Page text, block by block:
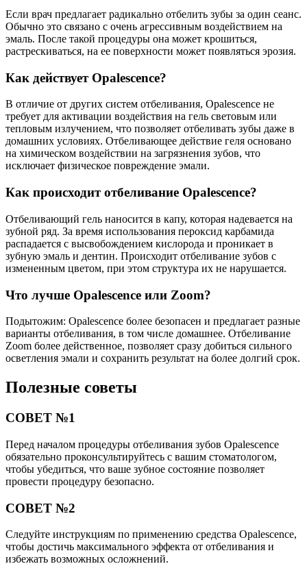
Если врач предлагает радикально отбелить зубы за один сеанс.
Обычно это связано с очень агрессивным воздействием на
эмаль. После такой процедуры она может крошиться,
растрескиваться, на ее поверхности может появляться эрозия.
Как действует Opalescence?
В отличие от других систем отбеливания, Opalescence не
требует для активации воздействия на гель световым или
тепловым излучением, что позволяет отбеливать зубы даже в
домашних условиях. Отбеливающее действие геля основано
на химическом воздействии на загрязнения зубов, что
исключает физическое повреждение эмали.
Как происходит отбеливание Opalescence?
Отбеливающий гель наносится в капу, которая надевается на
зубной ряд. За время использования пероксид карбамида
распадается с высвобождением кислорода и проникает в
зубную эмаль и дентин. Происходит отбеливание зубов с
измененным цветом, при этом структура их не нарушается.
Что лучше Opalescence или Zoom?
Подытожим: Opalescence более безопасен и предлагает разные
варианты отбеливания, в том числе домашнее. Отбеливание
Zoom более действенное, позволяет сразу добиться сильного
осветления эмали и сохранить результат на более долгий срок.
Полезные советы
СОВЕТ №1
Перед началом процедуры отбеливания зубов Opalescence
обязательно проконсультируйтесь с вашим стоматологом,
чтобы убедиться, что ваше зубное состояние позволяет
провести процедуру безопасно.
СОВЕТ №2
Следуйте инструкциям по применению средства Opalescence,
чтобы достичь максимального эффекта от отбеливания и
избежать возможных осложнений.